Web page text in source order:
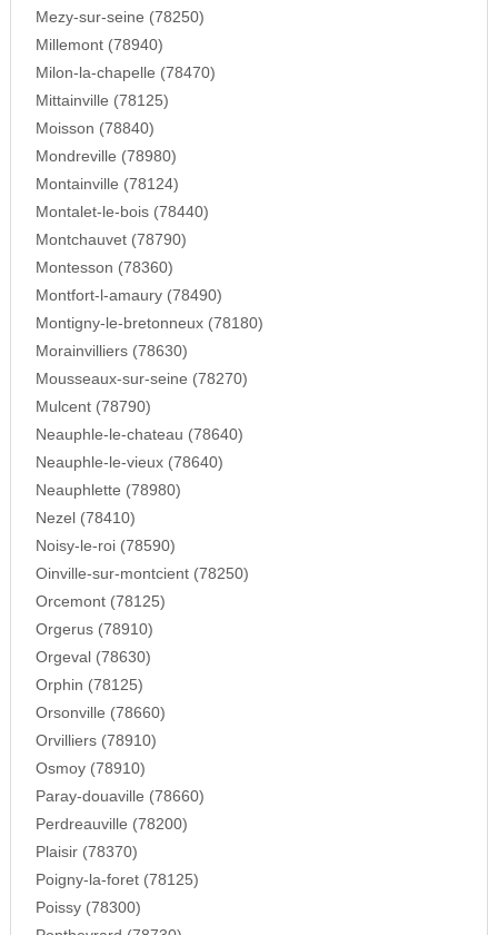
Mezy-sur-seine (78250)
Millemont (78940)
Milon-la-chapelle (78470)
Mittainville (78125)
Moisson (78840)
Mondreville (78980)
Montainville (78124)
Montalet-le-bois (78440)
Montchauvet (78790)
Montesson (78360)
Montfort-l-amaury (78490)
Montigny-le-bretonneux (78180)
Morainvilliers (78630)
Mousseaux-sur-seine (78270)
Mulcent (78790)
Neauphle-le-chateau (78640)
Neauphle-le-vieux (78640)
Neauphlette (78980)
Nezel (78410)
Noisy-le-roi (78590)
Oinville-sur-montcient (78250)
Orcemont (78125)
Orgerus (78910)
Orgeval (78630)
Orphin (78125)
Orsonville (78660)
Orvilliers (78910)
Osmoy (78910)
Paray-douaville (78660)
Perdreauville (78200)
Plaisir (78370)
Poigny-la-foret (78125)
Poissy (78300)